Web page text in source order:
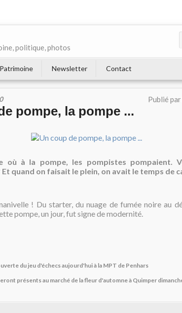
politique, photos
Patrimoine Newsletter Contact
Publié par
pompe, la pompe ...
où à la pompe, les pompistes pompaient.
Et quand on faisait le plein, on avait le temps de
! Du starter, du nuage de fumée noire au
pompe, un jour, fut signe de modernité.
du jeu d'échecs aujourd'hui à la MPT de Penhars
présents au marché de la fleur d'automne à Quimper